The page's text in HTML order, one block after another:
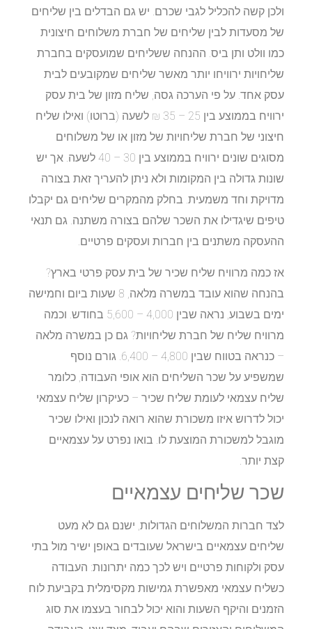
ולכן קשה להכליל לגבי שכרם. יש גם הבדלים בין שליחים
של מסעדות לבין שליחים של חברת משלוחים חיצונית
כמו וולט ותן ביס. ההנחה ששליחים שמועסקים בחברת
שליחויות ירוויחו יותר מאשר שליחים שמקובעים לבית
עסק אחד. על פי הערכה גסה, שליח מזון של בית עסק
ירוויח בממוצע בין 25 – 35 ₪ לשעה (ברוטו) ואילו שליח
חיצוני של חברת שליחויות של מזון או של משלוחים
מסוגים שונים ירוויח בממוצע בין 30 – 40 לשעה. אך יש
שונות גדולה בין המקומות ולא ניתן להעריך זאת בצורה
מדויקת וחד משמעית. בחלק מהמקרים שליחים גם יקבלו
טיפים שיגדילו את השכר שלהם בצורה משתנה. גם תנאי
ההעסקה משתנים בין חברות ועסקים פרטיים.
אז כמה מרוויח שליח שכיר של בית עסק פרטי בארץ?
בהנחה שהוא עובד במשרה מלאה, 8 שעות ביום וחמישה
ימים בשבוע, נראה שבין 4,000 – 5,600 בחודש. וכמה
מרוויח שליח של חברת שליחויות? גם כן במשרה מלאה
– כנראה בטווח שבין 4,800 – 6,400. גורם נוסף
שמשפיע על שכר השליחים הוא אופי העבודה, כלומר
שליח עצמאי לעומת שליח שכיר – כעיקרון שליח עצמאי
יכול לדרוש איזו משכורת שהוא רואה לנכון ואילו שכיר
מוגבל למשכורת המוצעת לו. בואו נפרט על עצמאיים
קצת יותר.
שכר שליחים עצמאיים
לצד חברות המשלוחים הגדולות, ישנם גם לא מעט
שליחים עצמאיים בישראל שעובדים באופן ישיר מול בתי
עסק ולקוחות פרטיים ויש לכך כמה יתרונות: העבודה
כשליח עצמאי מאפשרת גמישות מקסימלית בקביעת לוח
הזמנים והיקף השעות והוא יכול לבחור בעצמו את סוג